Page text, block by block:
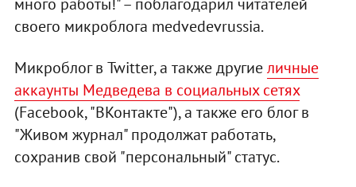
много работы!" – поблагодарил читателей
своего микроблога medvedevrussia.
Микроблог в Twitter, а также другиеличные
аккаунты Медведева в социальных сетях
(Facebook, "ВКонтакте"), а также его блог в
"Живом журнал" продолжат работать,
сохранив свой "персональный" статус.